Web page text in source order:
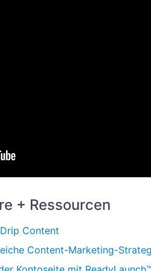
+ Ressourcen
Content
Content-Marketing-